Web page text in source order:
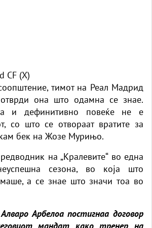
CF (X)
тимот на Реал Мадрид
она што одамна се знае.
и дефинитивно повеќе не е
со што се отвораат вратите за
бек на Жозе Мурињо.
на „Кралевите“ во една
сезона, во која што
а се знае што значи тоа во
Арбелоа постигнаа договор
мандат како тренер на